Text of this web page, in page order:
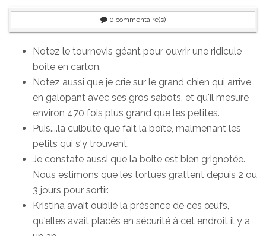
0 commentaire(s)
Notez le tournevis géant pour ouvrir une ridicule
boite en carton.
Notez aussi que je crie sur le grand chien qui arrive
en galopant avec ses gros sabots, et qu'il mesure
environ 470 fois plus grand que les petites.
Puis....la culbute que fait la boîte, malmenant les
petits qui s'y trouvent.
Je constate aussi que la boite est bien grignotée.
Nous estimons que les tortues grattent depuis 2 ou
3 jours pour sortir.
Kristina avait oublié la présence de ces œufs,
qu'elles avait placés en sécurité à cet endroit il y a